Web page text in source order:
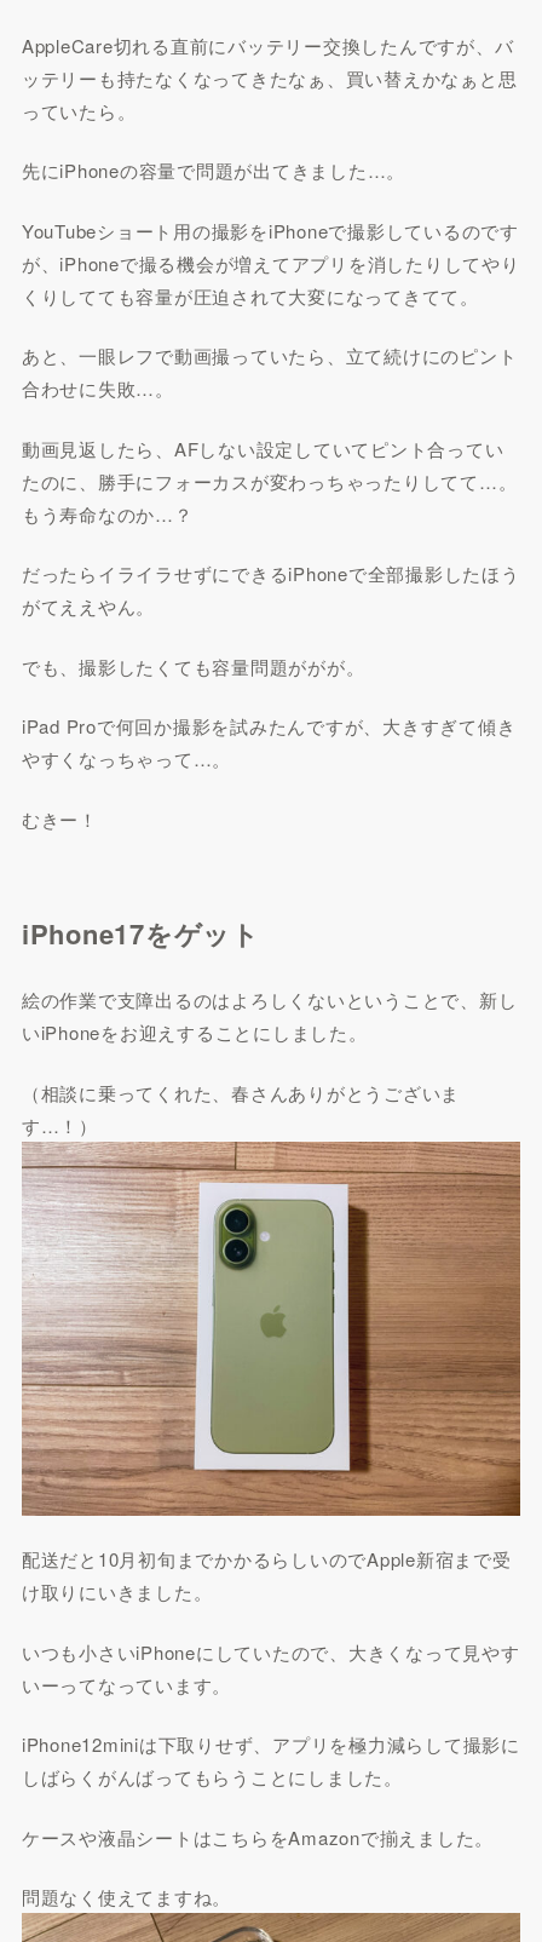
AppleCare切れる直前にバッテリー交換したんですが、バ
ッテリーも持たなくなってきたなぁ、買い替えかなぁと思
っていたら。
先にiPhoneの容量で問題が出てきました…。
YouTubeショート用の撮影をiPhoneで撮影しているのです
が、iPhoneで撮る機会が増えてアプリを消したりしてやり
くりしてても容量が圧迫されて大変になってきてて。
あと、一眼レフで動画撮っていたら、立て続けにのピント
合わせに失敗…。
動画見返したら、AFしない設定していてピント合ってい
たのに、勝手にフォーカスが変わっちゃったりしてて…。
もう寿命なのか…？
だったらイライラせずにできるiPhoneで全部撮影したほう
がてええやん。
でも、撮影したくても容量問題ががが。
iPad Proで何回か撮影を試みたんですが、大きすぎて傾き
やすくなっちゃって…。
むきー！
iPhone17をゲット
絵の作業で支障出るのはよろしくないということで、新し
いiPhoneをお迎えすることにしました。
（相談に乗ってくれた、春さんありがとうございま
す…！）
配送だと10月初旬までかかるらしいのでApple新宿まで受
け取りにいきました。
いつも小さいiPhoneにしていたので、大きくなって見やす
いーってなっています。
iPhone12miniは下取りせず、アプリを極力減らして撮影に
しばらくがんばってもらうことにしました。
ケースや液晶シートはこちらをAmazonで揃えました。
問題なく使えてますね。